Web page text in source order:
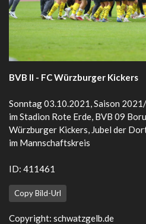
BVB II - FC Würzburger Kickers
Sonntag 03.10.2021, Saison
im Stadion Rote Erde, BVB 09
Würzburger Kickers, Jubel der
im Mannschaftskreis
ID: 411461
Copy Bild-Url
Copyright: schwatzgelb.de